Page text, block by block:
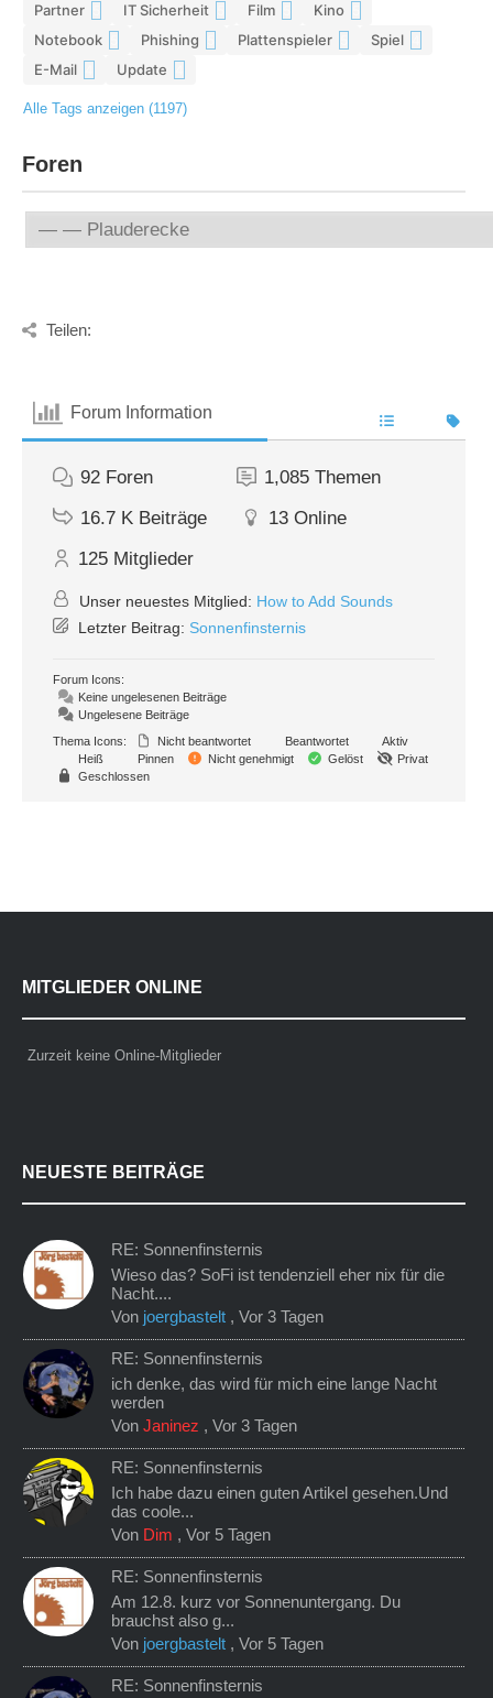
Partner IT Sicherheit Film Kino
Notebook Phishing Plattenspieler Spiel
E-Mail Update
Alle Tags anzeigen (1197)
Foren
Teilen:
Forum Information
92 Foren 1,085 Themen
16.7 K Beiträge 13 Online
125 Mitglieder
Unser neuestes Mitglied: How to Add Sounds
Letzter Beitrag: Sonnenfinsternis
Forum Icons:
Keine ungelesenen Beiträge
Ungelesene Beiträge
Thema Icons:
Nicht beantwortet Beantwortet
Aktiv
Heiß
Pinnen Nicht genehmigt Gelöst
Privat
Geschlossen
MITGLIEDER ONLINE
Zurzeit keine Online-Mitglieder
NEUESTE BEITRÄGE
RE: Sonnenfinsternis
Wieso das? SoFi ist tendenziell eher nix für die
Nacht....
Von joergbastelt ,Vor 3 Tagen
RE: Sonnenfinsternis
ich denke, das wird für mich eine lange Nacht
werden
VonJaninez ,Vor 3 Tagen
RE: Sonnenfinsternis
Ich habe dazu einen guten Artikel gesehen.Und
das coole...
Von Dim ,Vor 5 Tagen
RE: Sonnenfinsternis
Am 12.8. kurz vor Sonnenuntergang. Du
brauchst also g...
Von joergbastelt ,Vor 5 Tagen
RE: Sonnenfinsternis